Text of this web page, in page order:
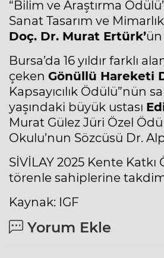
“Bilim ve Araştırma
Sanat Tasarım ve
Doç. Dr. Murat Ertürk’
Bursa’da 16 yıldır farklı
çeken Gönüllü Hareketi
Kapsayıcılık Ödülü”nün
yaşındaki büyük ustası
Murat Gülez Jüri Özel
Okulu’nun Sözcüsü Dr.
SİVİLAY 2025 Kente
törenle sahiplerine
Kaynak: IGF
Yorum Ekle